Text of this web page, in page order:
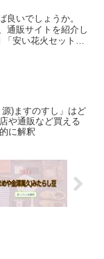
良いでしょうか。
通販サイトを紹介し
安い花火セット」
)ますのすし」はど
や通販など買える
に解釈